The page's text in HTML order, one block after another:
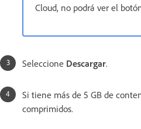
Cloud, no podrá ver el
Seleccione Descargar.
Si tiene más de 5 GB de
comprimidos.